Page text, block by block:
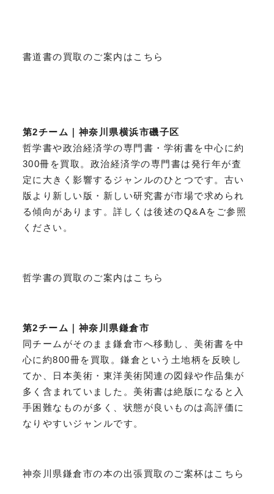
書道書の買取のご案内はこちら
第2チーム｜神奈川県横浜市磯子区
哲学書や政治経済学の専門書・学術書を中心に約
300冊を買取。政治経済学の専門書は発行年が査
定に大きく影響するジャンルのひとつです。古い
版より新しい版・新しい研究書が市場で求められ
る傾向があります。詳しくは後述のQ&Aをご参照
ください。
哲学書の買取のご案内はこちら
第2チーム｜神奈川県鎌倉市
同チームがそのまま鎌倉市へ移動し、美術書を中
心に約800冊を買取。鎌倉という土地柄を反映し
てか、日本美術・東洋美術関連の図録や作品集が
多く含まれていました。美術書は絶版になると入
手困難なものが多く、状態が良いものは高評価に
なりやすいジャンルです。
神奈川県鎌倉市の本の出張買取のご案杯はこちら